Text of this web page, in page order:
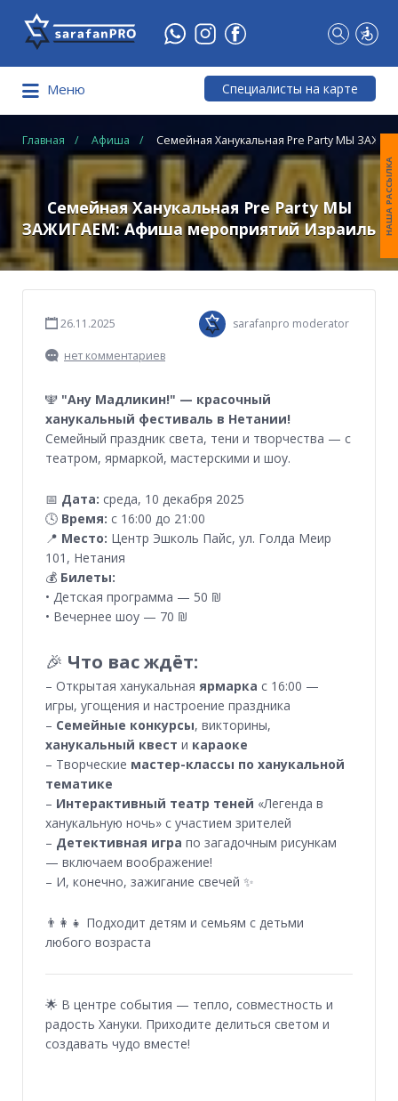
Что
Вы
ищете?
Меню Специалисты на карте
Главная Афиша Семейная Ханукальная Pre Party МЫ
Семейная Ханукальная Pre Party МЫ
ЗАЖИГАЕМ: Афиша мероприятий Израиль
26.11.2025 sarafanpro moderator
нет комментариев
🕎 "Ану Мадликин!" — красочный
ханукальный фестиваль в Нетании!
Семейный праздник света, тени и творчества — с
театром, ярмаркой, мастерскими и шоу.
📅 Дата: среда, 10 декабря 2025
🕓 Время: с 16:00 до 21:00
📍 Место: Центр Эшколь Пайс, ул. Голда Меир
101, Нетания
💰 Билеты:
• Детская программа — 50 ₪
• Вечернее шоу — 70 ₪
🎉 Что вас ждёт:
– Открытая ханукальная ярмарка с 16:00 —
игры, угощения и настроение праздника
– Семейные конкурсы, викторины,
ханукальный квест и караоке
– Творческие мастер-классы по ханукальной
тематике
– Интерактивный театр теней «Легенда в
ханукальную ночь» с участием зрителей
– Детективная игра по загадочным рисункам
— включаем воображение!
– И, конечно, зажигание свечей ✨
👨‍👩‍👧 Подходит детям и семьям с детьми
любого возраста
🌟 В центре события — тепло, совместность и
радость Хануки. Приходите делиться светом и
создавать чудо вместе!
НАША РАССЫЛКА